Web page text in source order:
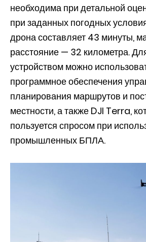
необходима при детальной
при заданных погодных
дрона составляет 43 минуты,
расстояние — 32 километра.
устройством можно
программное обеспечения
планирования маршрутов и
местности, а также DJI Terra,
пользуется спросом при
промышленных БПЛА.